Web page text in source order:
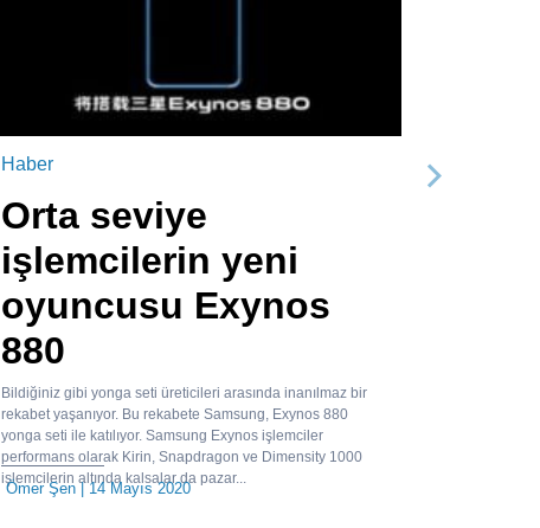
Haber
Orta seviye
işlemcilerin yeni
oyuncusu Exynos
880
Bildiğiniz gibi yonga seti üreticileri arasında inanılmaz bir
rekabet yaşanıyor. Bu rekabete Samsung, Exynos 880
yonga seti ile katılıyor. Samsung Exynos işlemciler
performans olarak Kirin, Snapdragon ve Dimensity 1000
işlemcilerin altında kalsalar da pazar...
Ömer Şen| 14 Mayıs 2020
Sonraki